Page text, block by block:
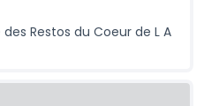
Restos du Coeur de L A